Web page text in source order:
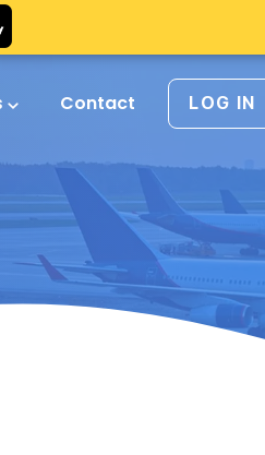
Contact LOG IN